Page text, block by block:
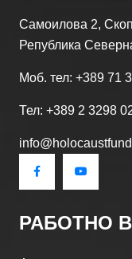
Самоилова 2,
Република
Моб. тел: +389 71
Тел: +389 2 3298
РАБОТНО